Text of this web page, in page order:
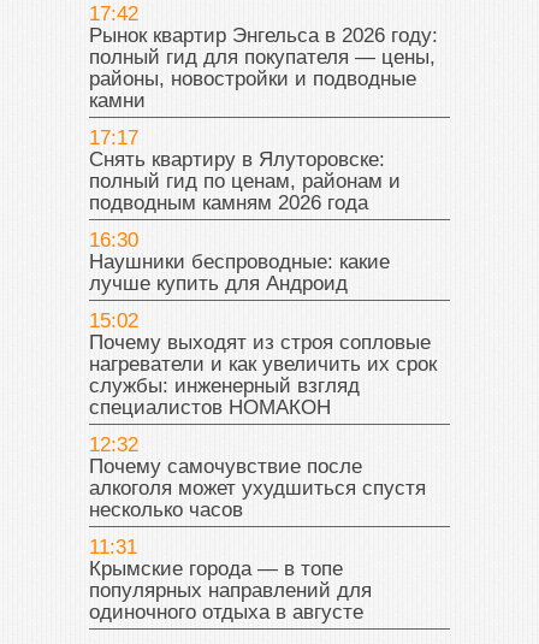
17:42
Рынок квартир Энгельса в 2026 году:
полный гид для покупателя — цены,
районы, новостройки и подводные
камни
17:17
Снять квартиру в Ялуторовске:
полный гид по ценам, районам и
подводным камням 2026 года
16:30
Наушники беспроводные: какие
лучше купить для Андроид
15:02
Почему выходят из строя сопловые
нагреватели и как увеличить их срок
службы: инженерный взгляд
специалистов НОМАКОН
12:32
Почему самочувствие после
алкоголя может ухудшиться спустя
несколько часов
11:31
Крымские города — в топе
популярных направлений для
одиночного отдыха в августе